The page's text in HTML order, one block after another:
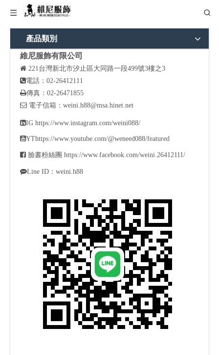
產品類別
維尼服飾有限公司
 221台灣新北市汐止區大同路一段499號3樓之3
電話：02-26412111
傳真：02-26471855
 電子信箱： weini.h88@msa.hinet.net
IG https://www.instagram.com/weini088/
YThttps://www.youtube.com/@weneed088/featured
 臉書粉絲團 https://www.facebook.com/weini.26412111/
Line ID：weini.h88